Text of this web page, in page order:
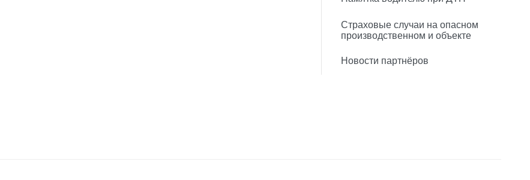
Страховые случаи на опасном
производственном и объекте
Новости партнёров